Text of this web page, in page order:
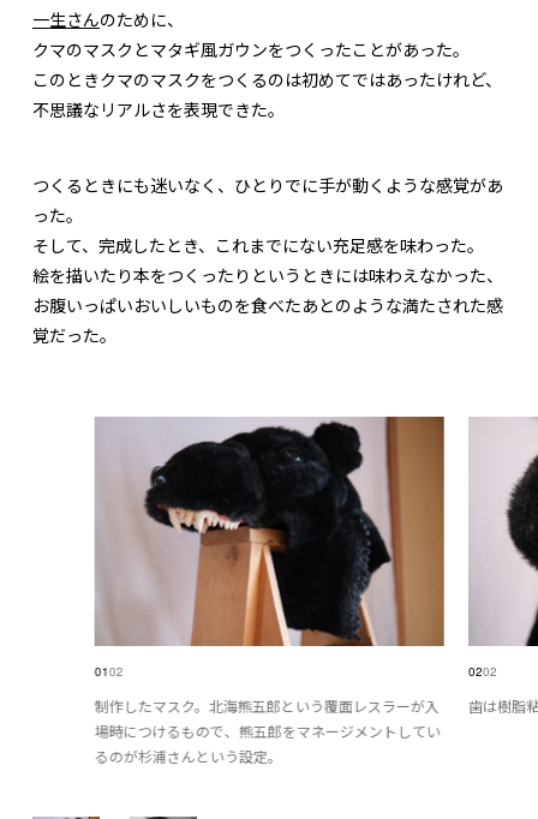
一生さんのために、
クマのマスクとマタギ風ガウンをつくったことがあった。
このときクマのマスクをつくるのは初めてではあったけれど、
不思議なリアルさを表現できた。
つくるときにも迷いなく、ひとりでに手が動くような感覚があ
った。
そして、完成したとき、これまでにない充足感を味わった。
絵を描いたり本をつくったりというときには味わえなかった、
お腹いっぱいおいしいものを食べたあとのような満たされた感
覚だった。
0102
制作したマスク。北海熊五郎という覆面レスラーが入
場時につけるもので、熊五郎をマネージメントしてい
るのが杉浦さんという設定。
0202
歯は樹脂